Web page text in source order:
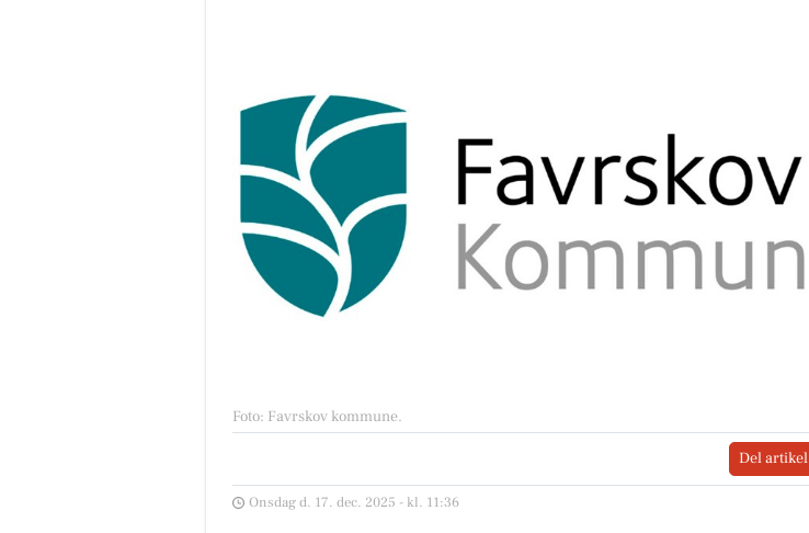
Foto: Favrskov kommune.
Del artikel
Onsdag d. 17. dec. 2025 - kl. 11:36